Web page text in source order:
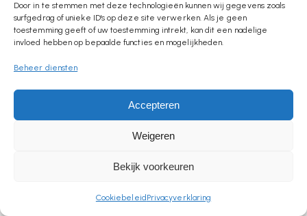
Door in te stemmen met deze technologieën kunnen wij gegevens zoals
surfgedrag of unieke ID's op deze site verwerken. Als je geen
toestemming geeft of uw toestemming intrekt, kan dit een nadelige
invloed hebben op bepaalde functies en mogelijkheden.
Beheer diensten
Accepteren
Weigeren
Bekijk voorkeuren
Cookiebeleid Privacyverklaring
€2,95
Copyright by BZOTech Theme. All Rights Reserved.